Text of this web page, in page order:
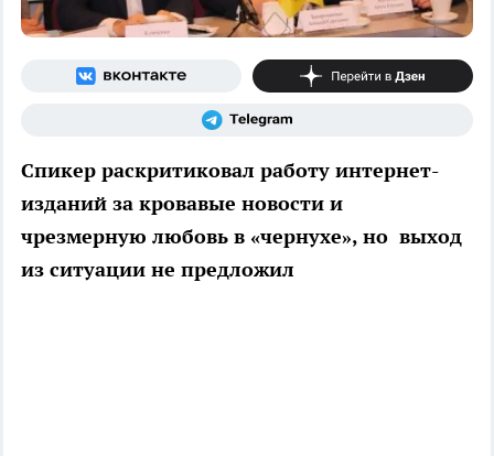
Спикер раскритиковал работу интернет-
изданий за кровавые новости и
чрезмерную любовь в «чернухе», но выход
из ситуации не предложил